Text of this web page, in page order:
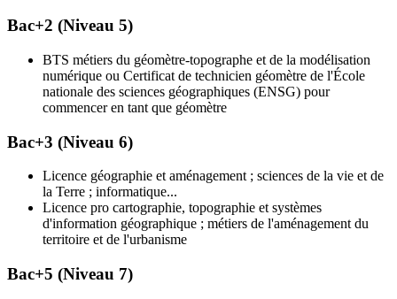
Bac+2 (Niveau 5)
BTS métiers du géomètre-topographe et de la modélisation
numérique ou Certificat de technicien géomètre de l'École
nationale des sciences géographiques (ENSG) pour
commencer en tant que géomètre
Bac+3 (Niveau 6)
Licence géographie et aménagement ; sciences de la vie et de
la Terre ; informatique...
Licence pro cartographie, topographie et systèmes
d'information géographique ; métiers de l'aménagement du
territoire et de l'urbanisme
Bac+5 (Niveau 7)